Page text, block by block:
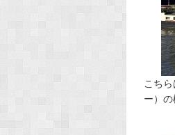
こち
ー）